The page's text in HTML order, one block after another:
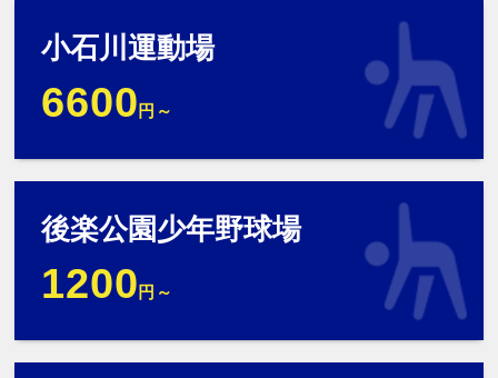
小石川運動場
6600 円～
後楽公園少年野球場
1200 円～